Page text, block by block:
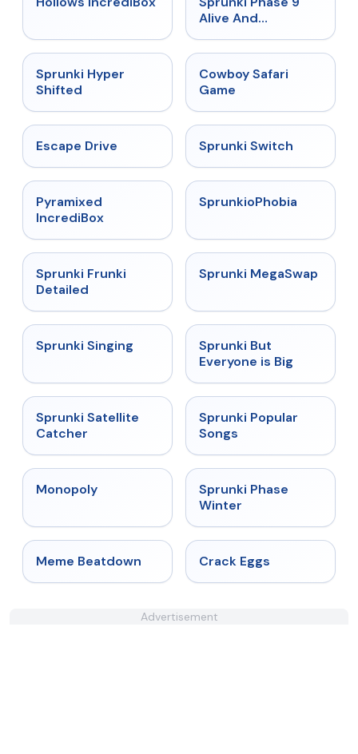
Alive And
Sprunki Hyper
Shifted
Cowboy Safari
Game
Escape Drive ★
Sprunki Switch
Pyramixed
IncrediBox
★
SprunkioPhobia
★
Sprunki Frunki
Detailed
★ 4.5
Sprunki MegaSwap
★
Sprunki Singing
Sprunki But
Everyone is Big
★ 4.4
Sprunki Satellite
Catcher
★
Sprunki Popular
Songs
Monopoly ★
Sprunki Phase
Winter
★ 4.4
Meme Beatdown Crack Eggs
Advertisement